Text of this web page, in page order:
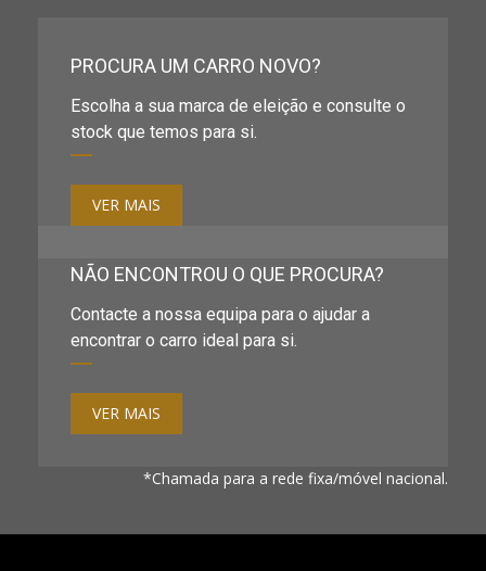
PROCURA UM CARRO NOVO?
Escolha a sua marca de eleição e consulte o
stock que temos para si.
VER MAIS
NÃO ENCONTROU O QUE PROCURA?
Contacte a nossa equipa para o ajudar a
encontrar o carro ideal para si.
VER MAIS
*Chamada para a rede fixa/móvel nacional.